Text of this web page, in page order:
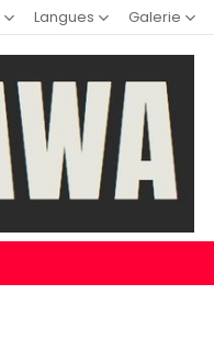
Langues Galerie